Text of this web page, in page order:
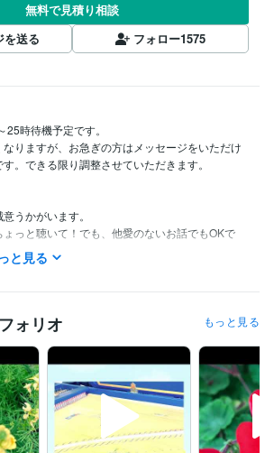
無料で見積り相談
を送る
フォロー1575
時待機予定です。
りますが、お急ぎの方はメッセージをいただけ
。できる限り調整させていただきます。
うかがいます。
っと聴いて！でも、他愛のないお話でもOKで
も、良かったらお話しませんか。
お待ちしております☆
メッセージにご希望日時の候補を３つほどあげ
力早めに返信をさせていただきます。
お話をちゃんと聴かせていただくためにも、通
話をいただけましたらありがたいです。
受け付けております。
と見る
ォリオ もっと見る